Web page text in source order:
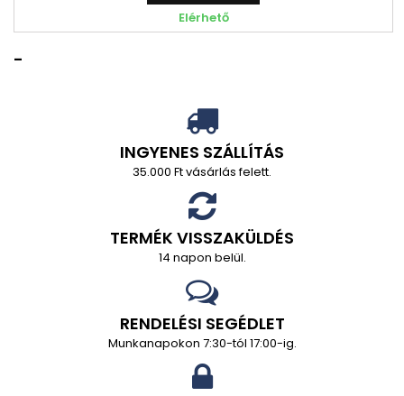
Elérhető
-
INGYENES SZÁLLÍTÁS
35.000 Ft vásárlás felett.
TERMÉK VISSZAKÜLDÉS
14 napon belül.
RENDELÉSI SEGÉDLET
Munkanapokon 7:30-tól 17:00-ig.